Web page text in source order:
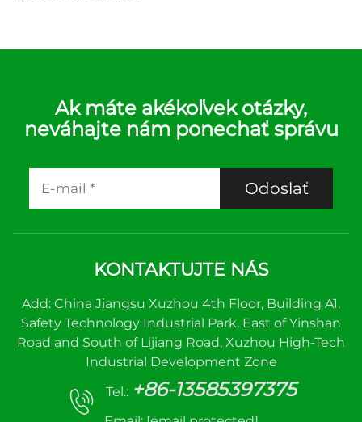
Ak máte akékoľvek otázky,
neváhajte nám ponechať správu
Odoslať
KONTAKTUJTE NÁS
Add: China Jiangsu Xuzhou 4th Floor, Building A1,
Safety Technology Industrial Park, East of Yinshan
Road and South of Lijiang Road, Xuzhou High-Tech
Industrial Development Zone
Tel.: +86-13585397375